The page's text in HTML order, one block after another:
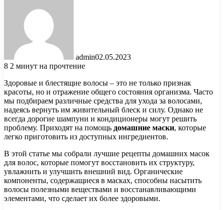
admin02.05.2023
8 2 минут на прочтение
Здоровые и блестящие волосы – это не только признак
красоты, но и отражение общего состояния организма. Часто
мы подбираем различные средства для ухода за волосами,
надеясь вернуть им живительный блеск и силу. Однако не
всегда дорогие шампуни и кондиционеры могут решить
проблему. Приходят на помощь домашние маски, которые
легко приготовить из доступных ингредиентов.
В этой статье мы собрали лучшие рецепты домашних масок
для волос, которые помогут восстановить их структуру,
увлажнить и улучшить внешний вид. Органические
компоненты, содержащиеся в масках, способны насытить
волосы полезными веществами и восстанавливающими
элементами, что сделает их более здоровыми.